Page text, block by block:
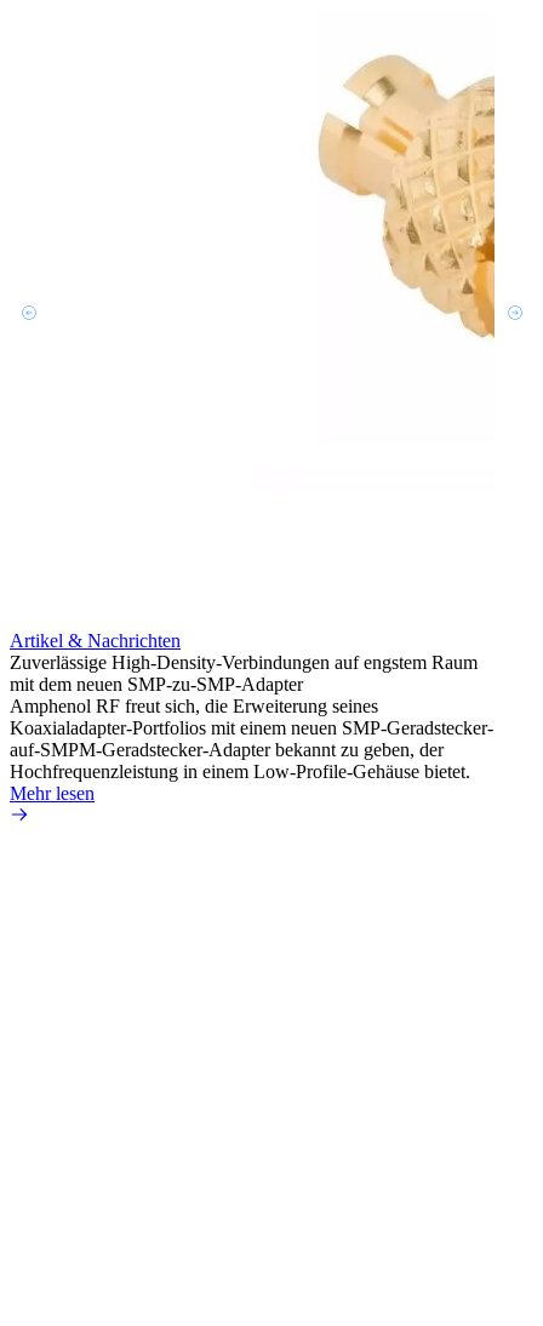
Artikel & Nachrichten
Zuverlässige High-Density-Verbindungen auf engstem Raum
mit dem neuen SMP-zu-SMP-Adapter
Amphenol RF freut sich, die Erweiterung seines
Koaxialadapter-Portfolios mit einem neuen SMP-Geradstecker-
auf-SMPM-Geradstecker-Adapter bekannt zu geben, der
Hochfrequenzleistung in einem Low-Profile-Gehäuse bietet.
Mehr lesen